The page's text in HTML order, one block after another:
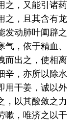
之，又能引诸药
之，且其含有龙
发动肺叶阖辟之
，依于精血、
而出之，使相离
辛，亦所以除水
用干姜，诚以外
，以其酸敛之力
嗽，唯济之以干